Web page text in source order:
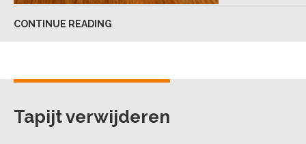
CONTINUE READING
Tapijt verwijderen